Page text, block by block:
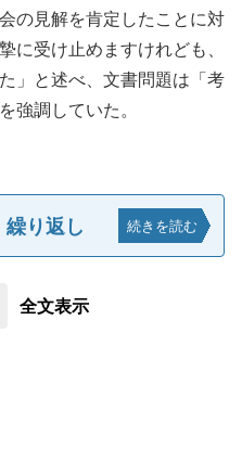
の見解を肯定したことに対
に受け止めますけれども、
」と述べ、文書問題は「考
強調していた。
繰り返し 続きを読む
全文表示